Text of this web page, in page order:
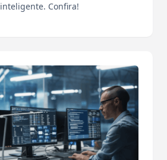
Confira!